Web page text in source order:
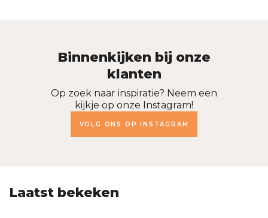
Binnenkijken bij onze
klanten
Op zoek naar inspiratie? Neem een
kijkje op onze Instagram!
VOLG ONS OP INSTAGRAM
Laatst bekeken